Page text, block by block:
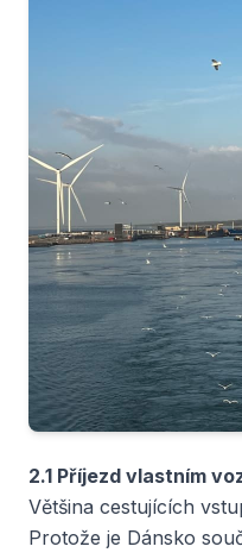
2.1 Příjezd vlastním
Většina cestujících
Protože je Dánsko